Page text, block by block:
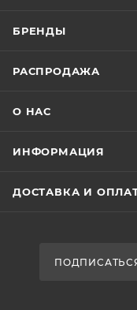
БРЕНДЫ
РАСПРОДАЖА
О НАС
ИНФОРМАЦИЯ
ДОСТАВКА И